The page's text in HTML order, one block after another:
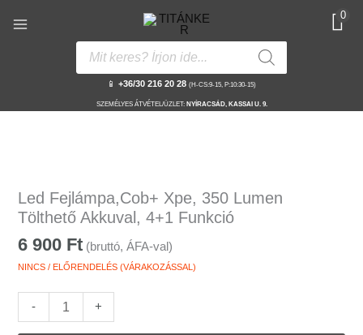
0
Products
search
📱 +36/30 216 20 28 (H-CS:9-15, P:10:30-15)
SZEMÉLYES ÁTVÉTEL/ÜZLET: NYÍRACSÁD, KASSAI U. 9.
Led Fejlámpa,Cob+ Xpe, 350 Lumen
Tölthető Akkuval, 4+1 Funkció
6 900 Ft (bruttó, ÁFA-val)
NINCS / ELŐRENDELÉS (VÁRAKOZÁSSAL)
-
Fejlámpa,Cob+
Xpe,
Lumen
Tölthető
Funkció
+